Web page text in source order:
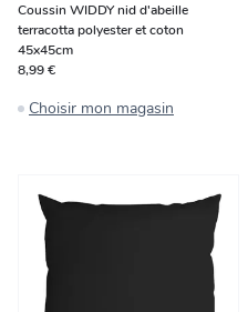
Coussin WIDDY nid d'abeille
terracotta polyester et coton
45x45cm
8,99 €
Choisir mon magasin